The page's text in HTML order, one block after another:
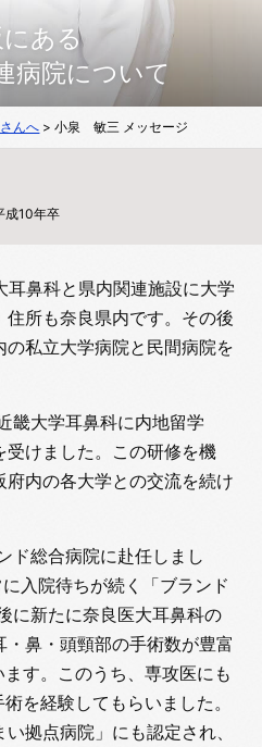
ある
病院について
んへ > 小泉 敏三 メッセージ
10年卒
耳鼻科と県内関連施設に大学
所も奈良県内です。その後
私立大学病院と民間病院を
畿大学耳鼻科に内地留学
受けました。この研修を機
内の各大学との交流を続け
ド総合病院に赴任しまし
入院待ちが続く「ブランド
に新たに奈良医大耳鼻科の
鼻・頭頸部の手術数が豊富
す。このうち、専攻医にも
を経験してもらいました。
拠点病院」にも認定され、